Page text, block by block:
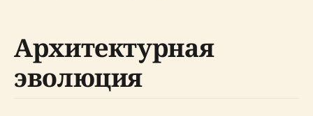
Архитектурная
эволюция